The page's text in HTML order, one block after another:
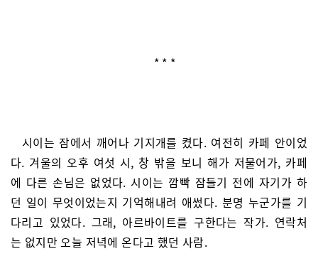
* * *
시이는 잠에서 깨어나 기지개를 켰다. 여전히 카페 안이었
다. 겨울의 오후 여섯 시, 창 밖을 보니 해가 저물어가, 카페
에 다른 손님은 없었다. 시이는 깜빡 잠들기 전에 자기가 하
던 일이 무엇이었는지 기억해내려 애썼다. 분명 누군가를 기
다리고 있었다. 그래, 아르바이트를 구한다는 작가. 연락처
는 없지만 오늘 저녁에 온다고 했던 사람.